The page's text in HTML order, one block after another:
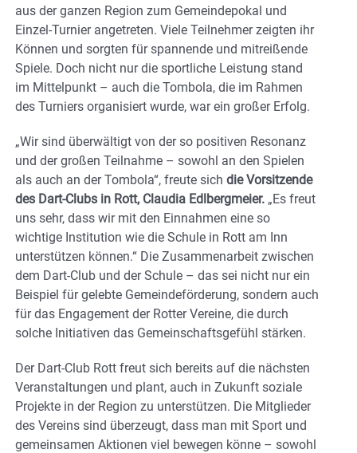
aus der ganzen Region zum Gemeindepokal und
Einzel-Turnier angetreten. Viele Teilnehmer zeigten ihr
Können und sorgten für spannende und mitreißende
Spiele. Doch nicht nur die sportliche Leistung stand
im Mittelpunkt – auch die Tombola, die im Rahmen
des Turniers organisiert wurde, war ein großer Erfolg.
„Wir sind überwältigt von der so positiven Resonanz
und der großen Teilnahme – sowohl an den Spielen
als auch an der Tombola“, freute sich die Vorsitzende
des Dart-Clubs in Rott, Claudia Edlbergmeier. „Es freut
uns sehr, dass wir mit den Einnahmen eine so
wichtige Institution wie die Schule in Rott am Inn
unterstützen können.“ Die Zusammenarbeit zwischen
dem Dart-Club und der Schule – das sei nicht nur ein
Beispiel für gelebte Gemeindeförderung, sondern auch
für das Engagement der Rotter Vereine, die durch
solche Initiativen das Gemeinschaftsgefühl stärken.
Der Dart-Club Rott freut sich bereits auf die nächsten
Veranstaltungen und plant, auch in Zukunft soziale
Projekte in der Region zu unterstützen. Die Mitglieder
des Vereins sind überzeugt, dass man mit Sport und
gemeinsamen Aktionen viel bewegen könne – sowohl